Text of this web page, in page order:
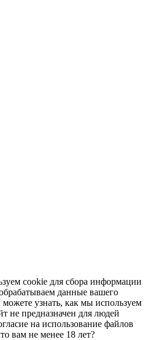
cookie для сбора информации
данные вашего
узнать, как мы используем
не предназначен для людей
на использование файлов
вам не менее 18 лет?